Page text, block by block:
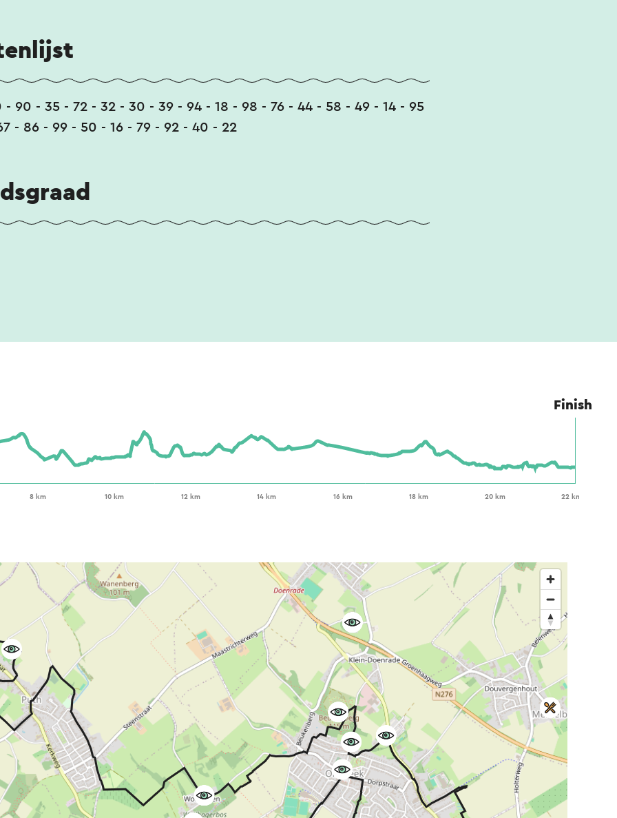
- 90 - 35 - 72 - 32 - 30 - 39 - 94 - 18 - 98 - 76 - 44 - 58 - 49 - 14 - 95
- 86 - 99 - 50 - 16 - 79 - 92 - 40 - 22
Finish